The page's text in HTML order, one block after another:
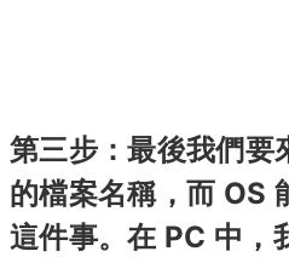
第三步：最後我們要
的檔案名稱，而 OS
這件事。在 PC 中，